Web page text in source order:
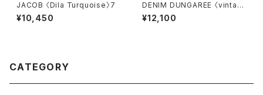
JACOB 〈Dila Turquoise〉7
¥10,450
DENIM DUNGAREE 〈vintag
e cotton jersey BARKYS T
ee〉off white
¥12,100
CATEGORY